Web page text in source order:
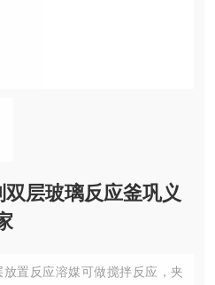
层玻璃反应釜巩义
置反应溶媒可做搅拌反应，夹